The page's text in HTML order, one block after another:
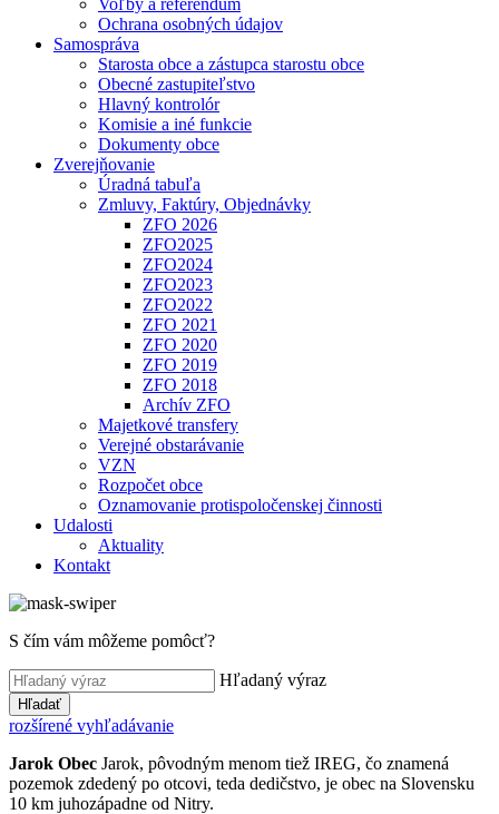
Voľby a referendum
Ochrana osobných údajov
Samospráva
Starosta obce a zástupca starostu obce
Obecné zastupiteľstvo
Hlavný kontrolór
Komisie a iné funkcie
Dokumenty obce
Zverejňovanie
Úradná tabuľa
Zmluvy, Faktúry, Objednávky
ZFO 2026
ZFO2025
ZFO2024
ZFO2023
ZFO2022
ZFO 2021
ZFO 2020
ZFO 2019
ZFO 2018
Archív ZFO
Majetkové transfery
Verejné obstarávanie
VZN
Rozpočet obce
Oznamovanie protispoločenskej činnosti
Udalosti
Aktuality
Kontakt
S čím vám môžeme pomôcť?
Hľadaný výraz
Hľadať
rozšírené vyhľadávanie
Jarok Obec Jarok, pôvodným menom tiež IREG, čo znamená
pozemok zdedený po otcovi, teda dedičstvo, je obec na Slovensku
10 km juhozápadne od Nitry.